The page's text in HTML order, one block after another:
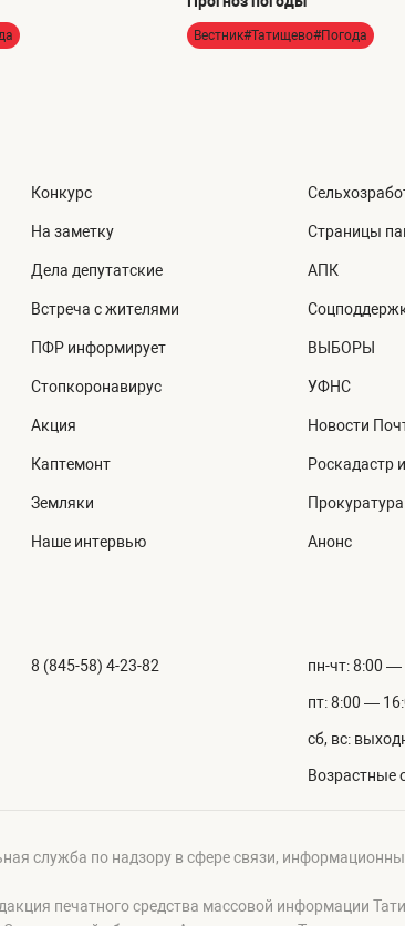
Вестник#Татищево#Погода
Конкурс
На заметку
Дела депутатские
Встреча с жителями
ПФР информирует
Стопкоронавирус
Акция
Каптемонт
Земляки
Наше интервью
Страницы
АПК
ВЫБОРЫ
УФНС
Новости
Роскадастр
Анонс
8 (845-58) 4-23-82 пн-чт: 8:00 —
пт: 8:00 —
сб, вс:
Возрастные
служба по надзору в сфере связи,
печатного средства массовой информации